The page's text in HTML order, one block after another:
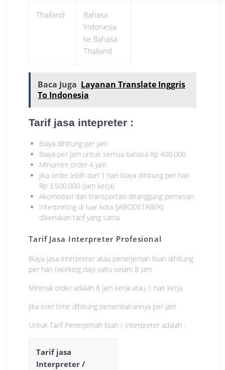
Thailand
Bahasa
Indonesia
ke Bahasa
Thailand
Baca Juga Layanan Translate Inggris
To Indonesia
Tarif jasa intepreter :
Biaya dihitung per jam
Biaya per jam untuk semua bahasa Rp 400.000
Minumim order 4 jam
Jika order lebih dari 1 hari biaya dihitung per hari
Rp 3.500.000 (jam kerja)
Akomodasi dan transportasi ditanggung pemesan
Interpreting di luar kota (JABODETABEK)
dikenakan tarif yang sama
Tarif Jasa Interpreter Profesional
Biaya jasa interpreter atau penerjemah lisan dihitung
per hari (working day) yaitu selam 8 jam.
Minimal order adalah 8 jam kerja atau 1 hari kerja.
Jika over time dihitung penambahannya per jam
Untuk Tarif Penerjemah lisan / Interpreter adalah :
Tarif jasa
Interpreter /